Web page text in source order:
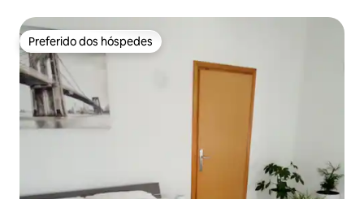
Preferido dos hóspedes
Preferido dos hóspedes